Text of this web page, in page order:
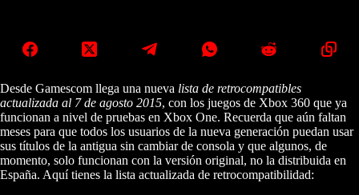
Desde Gamescom llega una nueva lista de retrocompatibles
actualizada al 7 de agosto 2015, con los juegos de Xbox 360 que ya
funcionan a nivel de pruebas en Xbox One. Recuerda que aún faltan
meses para que todos los usuarios de la nueva generación puedan usar
sus títulos de la antigua sin cambiar de consola y que algunos, de
momento, solo funcionan con la versión original, no la distribuida en
España. Aquí tienes la lista actualizada de retrocompatibilidad: